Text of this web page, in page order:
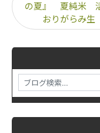
の夏』 夏純米
おりがらみ生